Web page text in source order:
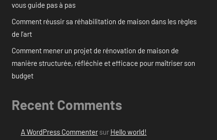
vous guide pas à pas
Comment réussir sa réhabilitation de maison dans les règles
de l’art
Comment mener un projet de rénovation de maison de
manière structurée, réfléchie et efficace pour maîtriser son
budget
Recent Comments
A WordPress Commentersur Hello world!